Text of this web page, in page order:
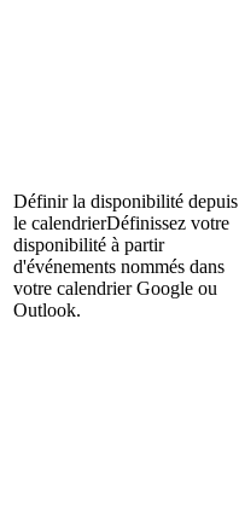
Définir la disponibilité depuis
le calendrierDéfinissez votre
disponibilité à partir
d'événements nommés dans
votre calendrier Google ou
Outlook.